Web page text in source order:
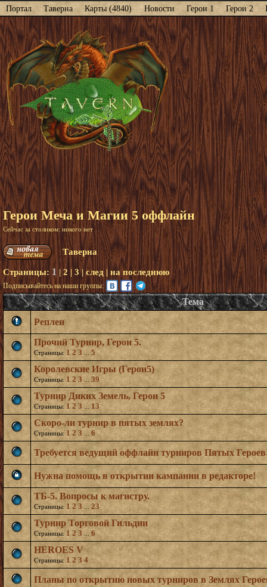
Портал Таверна Карты (4840) Новости Герои 1 Герои 2
Герои Меча и Магии 5 оффлайн
Сейчас за столиком: никого нет
Таверна
Страницы: 1 |2 | 3|след | на последнюю
Подписывайтесь на наши группы:
Тема
Реплеи
Прочий Турнир, Герои 5.
Страницы: 1 2 3 5
Королевские Игры (Герои5)
Страницы: 1 2 3 39
Турнир Диких Земель, Герои 5
Страницы: 1 2 3 13
Скоро-ли турнир в пятых землях?
Страницы: 1 2 3 6
Требуется ведущий оффлайн турниров Пятых
Нужна помощь в открытии кампании в редакторе!
ТБ-5. Вопросы к магистру.
Страницы: 1 2 3 23
Турнир Торговой Гильдии
Страницы: 1 2 3 6
HEROES V
Страницы: 1 2 3 4
Планы по открытию новых турниров в Землях